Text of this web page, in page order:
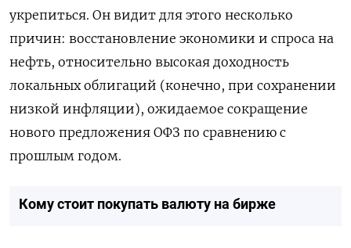
укрепиться. Он видит для этого несколько
причин: восстановление экономики и спроса на
нефть, относительно высокая доходность
локальных облигаций (конечно, при сохранении
низкой инфляции), ожидаемое сокращение
нового предложения ОФЗ по сравнению с
прошлым годом.
Кому стоит покупать валюту на бирже